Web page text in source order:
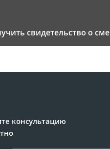
свидетельство о
консультацию